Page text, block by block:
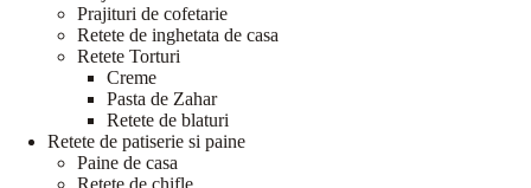
Prajituri de cofetarie
Retete de inghetata de casa
Retete Torturi
Creme
Pasta de Zahar
Retete de blaturi
Retete de patiserie si paine
Paine de casa
Retete de chifle